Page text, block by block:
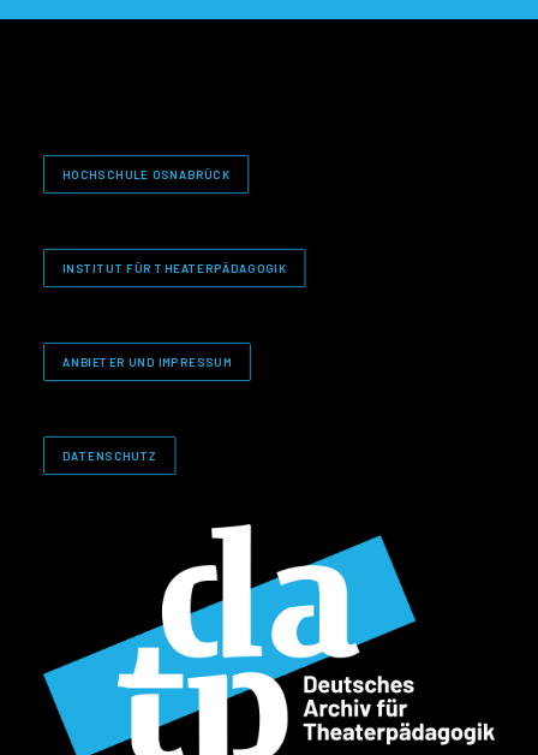
HOCHSCHULE OSNABRÜCK
INSTITUT FÜR THEATERPÄDAGOGIK
ANBIETER UND IMPRESSUM
DATENSCHUTZ